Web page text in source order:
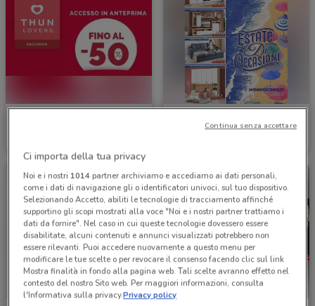
Ci importa della tua privacy
Noi e i nostri 1014partner archiviamo e accediamo ai dati personali,
come i dati di navigazione gli o identificatori univoci, sul tuo dispositivo.
Selezionando Accetto, abiliti le tecnologie di tracciamento affinché
supportino gli scopi mostrati alla voce "Noi e i nostri partner trattiamo i
dati da fornire". Nel caso in cui queste tecnologie dovessero essere
disabilitate, alcuni contenuti e annunci visualizzati potrebbero non
essere rilevanti. Puoi accedere nuovamente a questo menu per
modificare le tue scelte o per revocare il consenso facendo clic sul link
Mostra finalità in fondo alla pagina web. Tali scelte avranno effetto nel
contesto del nostro Sito web. Per maggiori informazioni, consulta
l'Informativa sulla privacy.Privacy policy
Continua senza accettare